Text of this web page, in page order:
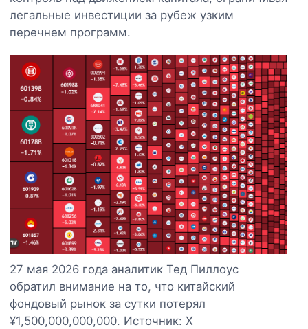
легальные инвестиции за рубеж узким
перечнем программ.
27 мая 2026 года аналитик Тед Пиллоус
обратил внимание на то, что китайский
фондовый рынок за сутки потерял
¥1,500,000,000,000. Источник: X